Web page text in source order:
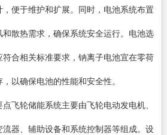
便于维护和扩展。同时，电池系统布置
散热需求，确保系统安全运行。电池选
合相关标准要求，钠离子电池宜在零荷
以确保电池的性能和安全性。
飞轮储能系统主要由飞轮电动发电机、
器、辅助设备和系统控制器等组成。设